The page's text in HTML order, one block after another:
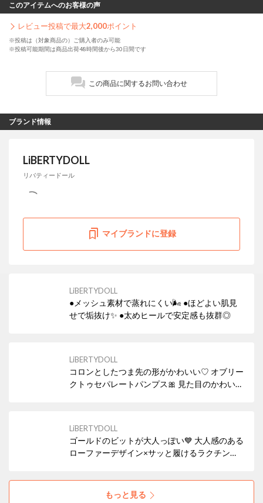
このアイテムへのお客様の声
レビュー投稿で最大2,000ポイント
※投稿は（対象商品の）ご購入者のみ可能
※投稿可能期間は商品出荷48時間後から30日間です
この商品に関するお問い合わせ
ブランド情報
LiBERTYDOLL
リバティードール
マイブランドに登録
LiBERTYDOLL
●メッシュ素材で蒸れにくい🌬 ●ほどよい肌見
せで垢抜け✨ ●太めヒールで安定感も抜群◎
LiBERTYDOLL
コロンとしたつま先の形がかわいい♡ オブリー
クトゥセパレートパンプス🎀 見た目のかわいさ
LiBERTYDOLL
ゴールドのビットが大人っぽい💙 大人感のある
ローファーデザイン×サッと履けるラクチンさ
上品なデザインで通勤にも社内履きにもぴった
もっと見る